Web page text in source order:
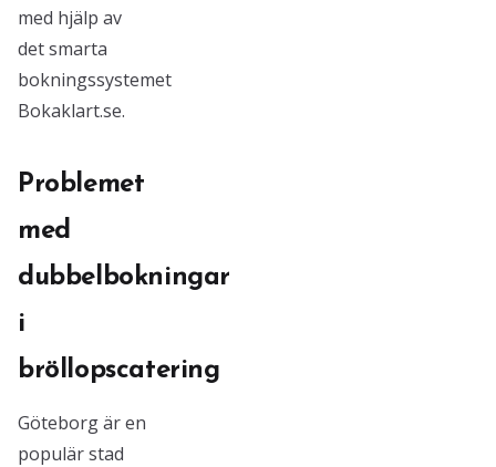
med hjälp av
det smarta
bokningssystemet
Bokaklart.se.
Problemet
med
dubbelbokningar
i
bröllopscatering
Göteborg är en
populär stad